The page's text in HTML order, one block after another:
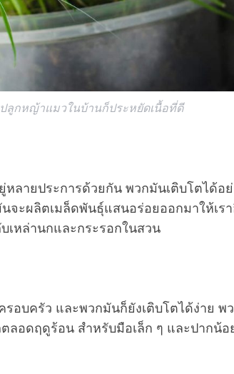
ลูกหญ้าแมวในบ้านก็ประหยัดเนื้อที่ดี
ลายประการด้วยกัน พวกมันเติบโตได้อย่
จะผลิตเมล็ดพันธุ์แสนอร่อยออกมาให้เร
เหล่านกและกระรอกในสวน
อบครัว และพวกมันก็ยังเติบโตได้ง่าย พ
ลอดฤดูร้อน สำหรับมือเล็ก ๆ และปากน้อ